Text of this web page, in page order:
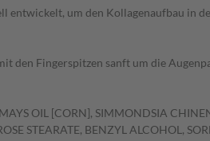
entwickelt, um den Kollagenaufbau in
den Fingerspitzen sanft um die
OIL [CORN], SIMMONDSIA
STEARATE, BENZYL ALCOHOL,